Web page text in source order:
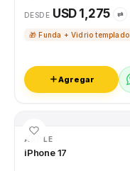
DESDE USD 1,275 ⇄
🎁 Funda + Vidrio templado
Agregar
APPLE
iPhone 17